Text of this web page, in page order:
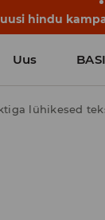
hindu
Uus
lühikesed